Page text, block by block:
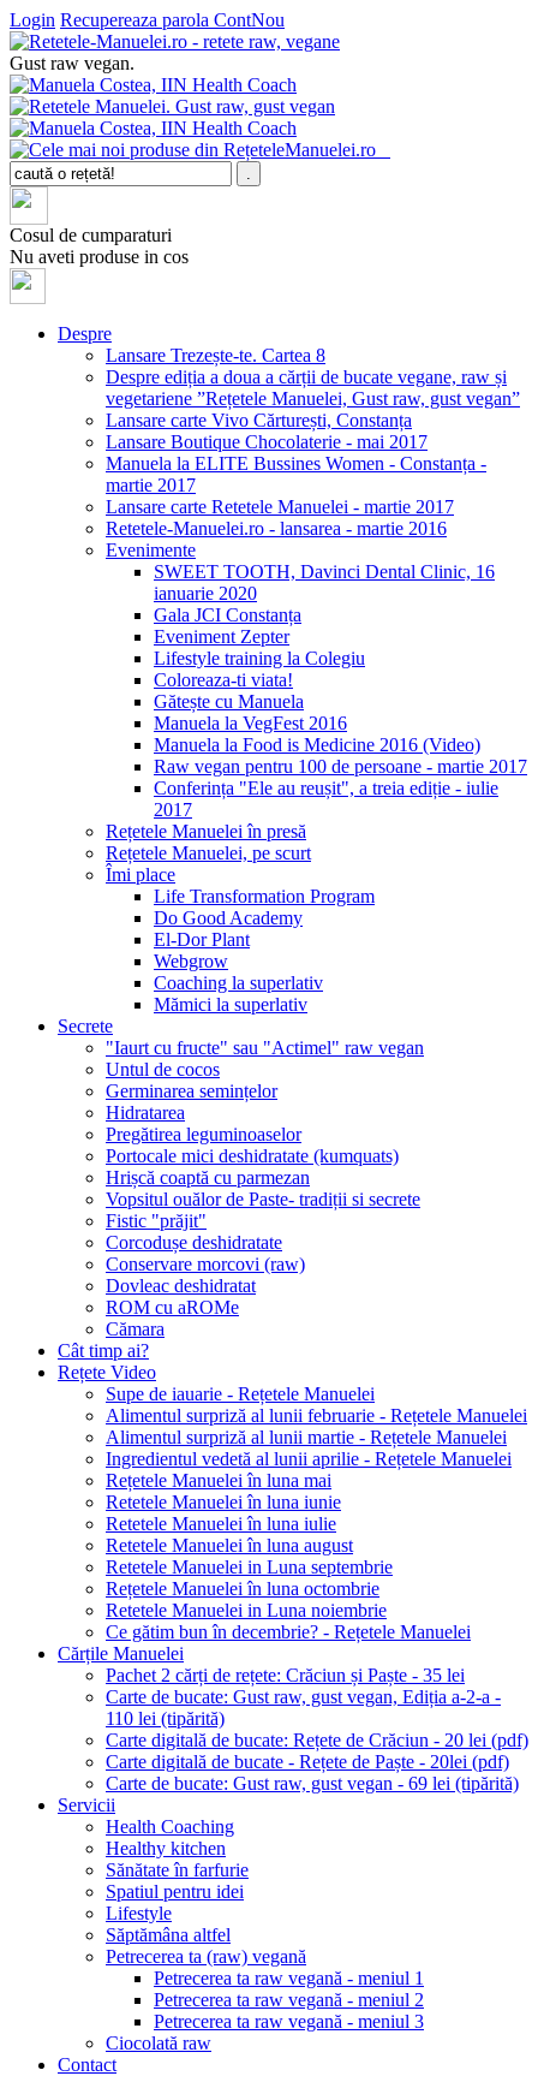
Login Recupereaza parola ContNou
Gust raw vegan.
Cosul de cumparaturi
Nu aveti produse in cos
Despre
Lansare Trezește-te. Cartea 8
Despre ediția a doua a cărții de bucate vegane, raw și
vegetariene ”Rețetele Manuelei, Gust raw, gust vegan”
Lansare carte Vivo Cărturești, Constanța
Lansare Boutique Chocolaterie - mai 2017
Manuela la ELITE Bussines Women - Constanța -
martie 2017
Lansare carte Retetele Manuelei - martie 2017
Retetele-Manuelei.ro - lansarea - martie 2016
Evenimente
SWEET TOOTH, Davinci Dental Clinic, 16
ianuarie 2020
Gala JCI Constanța
Eveniment Zepter
Lifestyle training la Colegiu
Coloreaza-ti viata!
Gătește cu Manuela
Manuela la VegFest 2016
Manuela la Food is Medicine 2016 (Video)
Raw vegan pentru 100 de persoane - martie 2017
Conferința "Ele au reușit", a treia ediție - iulie
2017
Rețetele Manuelei în presă
Rețetele Manuelei, pe scurt
Îmi place
Life Transformation Program
Do Good Academy
El-Dor Plant
Webgrow
Coaching la superlativ
Mămici la superlativ
Secrete
"Iaurt cu fructe" sau "Actimel" raw vegan
Untul de cocos
Germinarea semințelor
Hidratarea
Pregătirea leguminoaselor
Portocale mici deshidratate (kumquats)
Hrișcă coaptă cu parmezan
Vopsitul ouălor de Paste- tradiții si secrete
Fistic "prăjit"
Corcodușe deshidratate
Conservare morcovi (raw)
Dovleac deshidratat
ROM cu aROMe
Cămara
Cât timp ai?
Rețete Video
Supe de iauarie - Rețetele Manuelei
Alimentul surpriză al lunii februarie - Rețetele Manuelei
Alimentul surpriză al lunii martie - Rețetele Manuelei
Ingredientul vedetă al lunii aprilie - Rețetele Manuelei
Rețetele Manuelei în luna mai
Retetele Manuelei în luna iunie
Retetele Manuelei în luna iulie
Retetele Manuelei în luna august
Retetele Manuelei in Luna septembrie
Rețetele Manuelei în luna octombrie
Retetele Manuelei in Luna noiembrie
Ce gătim bun în decembrie? - Rețetele Manuelei
Cărțile Manuelei
Pachet 2 cărți de rețete: Crăciun și Paște - 35 lei
Carte de bucate: Gust raw, gust vegan, Ediția a-2-a -
110 lei (tipărită)
Carte digitală de bucate: Rețete de Crăciun - 20 lei (pdf)
Carte digitală de bucate - Rețete de Paște - 20lei (pdf)
Carte de bucate: Gust raw, gust vegan - 69 lei (tipărită)
Servicii
Health Coaching
Healthy kitchen
Sănătate în farfurie
Spatiul pentru idei
Lifestyle
Săptămâna altfel
Petrecerea ta (raw) vegană
Petrecerea ta raw vegană - meniul 1
Petrecerea ta raw vegană - meniul 2
Petrecerea ta raw vegană - meniul 3
Ciocolată raw
Contact